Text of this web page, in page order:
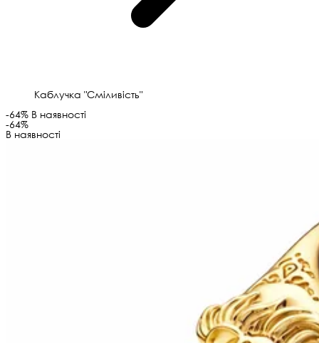
Каблучка "Сміливість"
-64% В наявності
-64%
В наявності